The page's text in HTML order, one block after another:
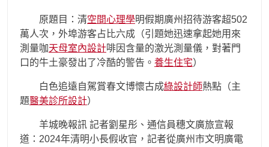
原題目：清空間心理學明假期廣州招待游客超502
萬人次，外埠游客占比六成（引題她迅速拿起她用來
測量咖天母室內設計啡因含量的激光測量儀，對著門
口的牛土豪發出了冷酷的警告。 養生住宅）
白色追遠自駕賞春文博懷古成綠設計師熱點（主
題醫美診所設計）
羊城晚報訊 記者劉星彤、通信員穗文廣旅宣報
道：2024年清明小長假收官，記者從廣州市文明廣電